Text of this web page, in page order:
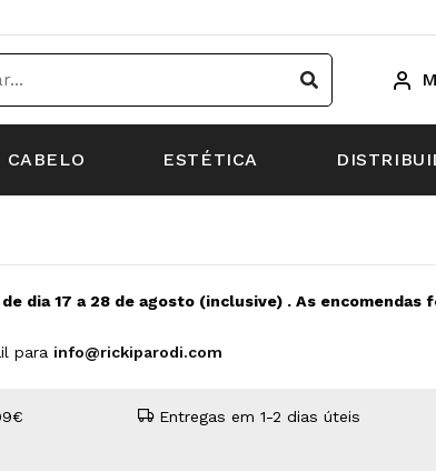
CABELO ESTÉTICA
dia 17 a 28 de agosto (inclusive) . As
para info@rickiparodi.com
Entregas em 1-2 dias úteis